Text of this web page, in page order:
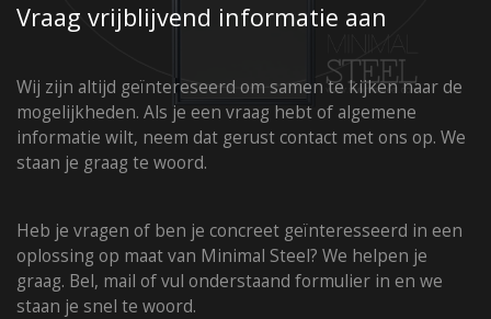
Showroom Nederland
Vraag vrijblijvend informatie aan
Wij zijn altijd geïntereseerd om samen te kijken naar de
mogelijkheden. Als je een vraag hebt of algemene
informatie wilt, neem dat gerust contact met ons op. We
staan je graag te woord.
Heb je vragen of ben je concreet geïnteresseerd in een
oplossing op maat van Minimal Steel? We helpen je
graag. Bel, mail of vul onderstaand formulier in en we
staan je snel te woord.